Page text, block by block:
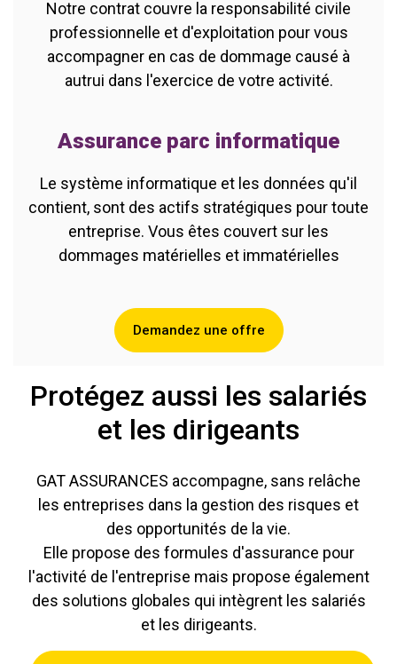
Notre contrat couvre la responsabilité civile
professionnelle et d'exploitation pour vous
accompagner en cas de dommage causé à
autrui dans l'exercice de votre activité.
Assurance parc informatique
Le système informatique et les données qu'il
contient, sont des actifs stratégiques pour toute
entreprise. Vous êtes couvert sur les
dommages matérielles et immatérielles
Demandez une offre
Protégez aussi les salariés
et les dirigeants
GAT ASSURANCES accompagne, sans relâche
les entreprises dans la gestion des risques et
des opportunités de la vie.
Elle propose des formules d'assurance pour
l'activité de l'entreprise mais propose également
des solutions globales qui intègrent les salariés
et les dirigeants.